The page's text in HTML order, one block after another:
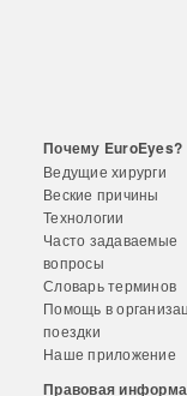
Почему EuroEyes?
Ведущие хирурги
Веские причины
Технологии
Часто задаваемые
вопросы
Словарь терминов
Помощь в
поездки
Наше приложение
Правовая